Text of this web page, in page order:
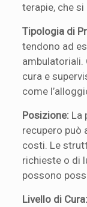
terapie, che
Tipologia di
tendono ad
ambulatoriali.
cura e
come
Posizione: La
recupero può
costi. Le
richieste o di
possono
Livello di Cura: